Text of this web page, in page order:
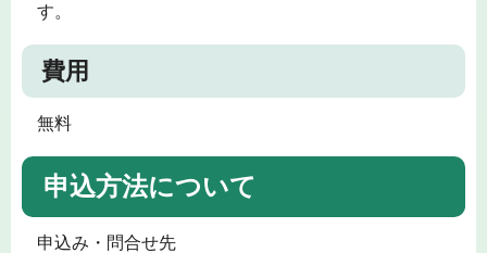
す。
費用
無料
申込方法について
申込み・問合せ先